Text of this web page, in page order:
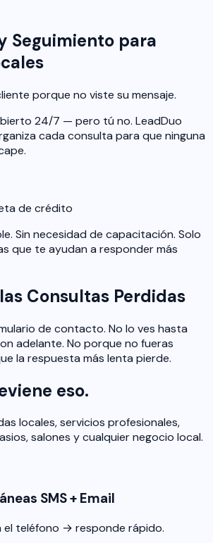
Seguimiento para
porque no viste su mensaje.
24/7 — pero tú no. LeadDuo
cada consulta para que ninguna
de crédito
Sin necesidad de capacitación. Solo
que te ayudan a responder más
Consultas Perdidas
de contacto. No lo ves hasta
adelante. No porque no fueras
la respuesta más lenta pierde.
eso.
locales, servicios profesionales,
salones y cualquier negocio local.
SMS + Email
el teléfono → responde rápido.